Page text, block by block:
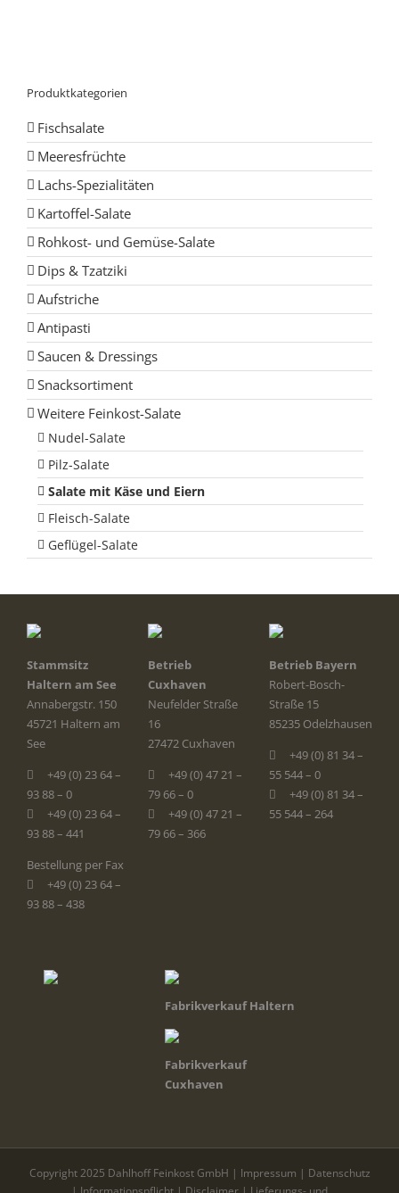
Produktkategorien
Fischsalate
Meeresfrüchte
Lachs-Spezialitäten
Kartoffel-Salate
Rohkost- und Gemüse-Salate
Dips & Tzatziki
Aufstriche
Antipasti
Saucen & Dressings
Snacksortiment
Weitere Feinkost-Salate
Nudel-Salate
Pilz-Salate
Salate mit Käse und Eiern
Fleisch-Salate
Geflügel-Salate
Stammsitz
Haltern am See
Annabergstr. 150
45721 Haltern am
See
+49 (0) 23 64 –
93 88 – 0
+49 (0) 23 64 –
93 88 – 441
Bestellung per Fax
+49 (0) 23 64 –
93 88 – 438
Betrieb
Cuxhaven
Neufelder Straße
16
27472 Cuxhaven
+49 (0) 47 21 –
79 66 – 0
+49 (0) 47 21 –
79 66 – 366
Betrieb Bayern
Robert-Bosch-
Straße 15
85235 Odelzhausen
+49 (0) 81 34 –
55 544 – 0
+49 (0) 81 34 –
55 544 – 264
Fabrikverkauf Haltern
Fabrikverkauf
Cuxhaven
Copyright 2025 Dahlhoff Feinkost GmbH | Impressum | Datenschutz